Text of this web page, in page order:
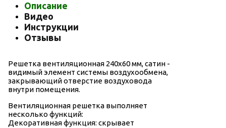
Описание
Видео
Инструкции
Отзывы
Решетка вентиляционная 240х60 мм, сатин -
видимый элемент системы воздухообмена,
закрывающий отверстие воздуховода
внутри помещения.
Вентиляционная решетка выполняет
несколько функций:
Декоративная функция: скрывает